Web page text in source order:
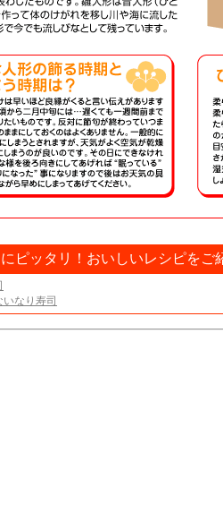
ピッタリ！おいしいレシピをご
なり寿司